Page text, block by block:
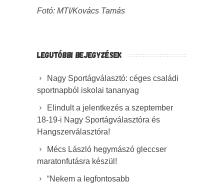
Fotó: MTI/Kovács Tamás
LEGUTÓBBI BEJEGYZÉSEK
Nagy Sportágválasztó: céges családi
sportnapból iskolai tananyag
Elindult a jelentkezés a szeptember
18-19-i Nagy Sportágválasztóra és
Hangszerválasztóra!
Mécs László hegymászó gleccser
maratonfutásra készül!
“Nekem a legfontosabb